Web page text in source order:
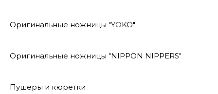
Оригинальные ножницы "YOKO"
Оригинальные ножницы "NIPPON NIPPERS"
Пушеры и кюретки